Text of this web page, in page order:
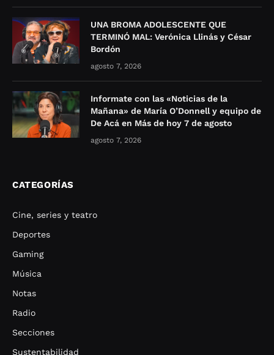
UNA BROMA ADOLESCENTE QUE
TERMINÓ MAL: Verónica Llinás y César
Bordón
agosto 7, 2026
Informate con las «Noticias de la
Mañana» de María O’Donnell y equipo de
De Acá en Más de hoy 7 de agosto
agosto 7, 2026
CATEGORÍAS
Cine, series y teatro
Deportes
Gaming
Música
Notas
Radio
Secciones
Sustentabilidad